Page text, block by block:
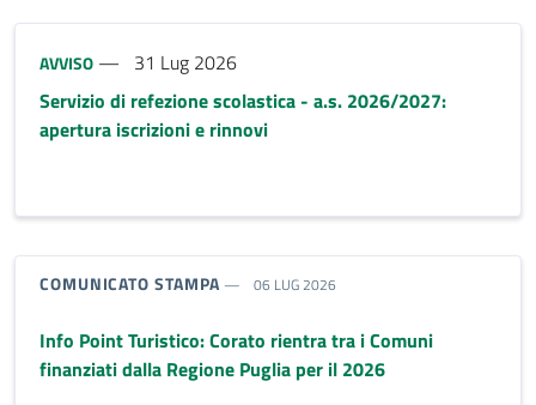
Tipo notizia:
AVVISO
31 Lug 2026
Servizio di refezione scolastica - a.s. 2026/2027:
apertura iscrizioni e rinnovi
TIPO NOTIZIA:
COMUNICATO STAMPA 06 LUG 2026
Info Point Turistico: Corato rientra tra i Comuni
finanziati dalla Regione Puglia per il 2026